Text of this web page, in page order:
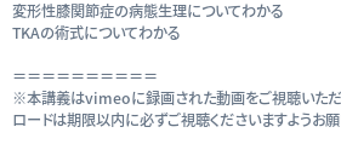
変形性膝関節症の病態生理についてわかる
TKAの術式についてわかる
＝＝＝＝＝＝＝＝＝＝
※本講義はvimeoに録画された動画をご視聴いただ
ロードは期限以内に必ずご視聴くださいますようお願